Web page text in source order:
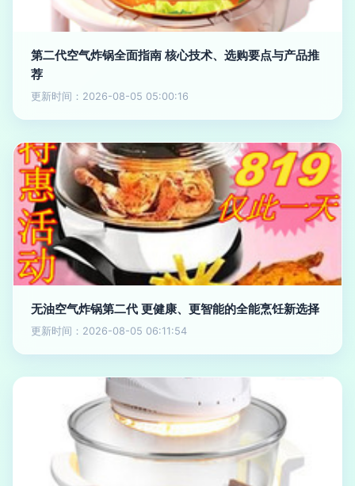
第二代空气炸锅全面指南 核心技术、选购要点与产品推
荐
更新时间：2026-08-05 05:00:16
无油空气炸锅第二代 更健康、更智能的全能烹饪新选择
更新时间：2026-08-05 06:11:54